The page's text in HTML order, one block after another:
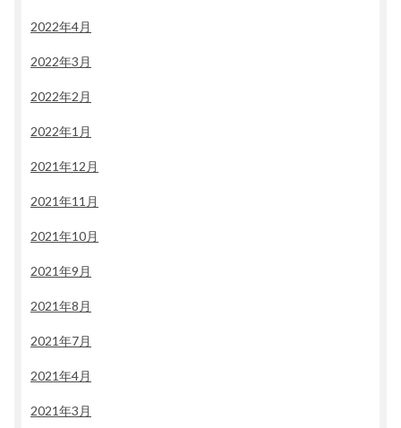
2022年4月
2022年3月
2022年2月
2022年1月
2021年12月
2021年11月
2021年10月
2021年9月
2021年8月
2021年7月
2021年4月
2021年3月